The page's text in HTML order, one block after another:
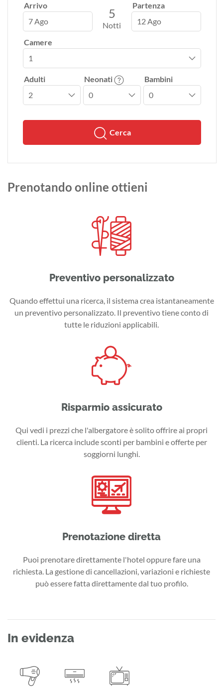
Arrivo
7 Ago
5
Notti
Partenza
12 Ago
Camere
Adulti Neonati Bambini
Cerca
Prenotando online ottieni
Preventivo personalizzato
Quando effettui una ricerca, il sistema crea istantaneamente
un preventivo personalizzato. Il preventivo tiene conto di
tutte le riduzioni applicabili.
Risparmio assicurato
Qui vedi i prezzi che l'albergatore è solito offrire ai propri
clienti. La ricerca include sconti per bambini e offerte per
soggiorni lunghi.
Prenotazione diretta
Puoi prenotare direttamente l'hotel oppure fare una
richiesta. La gestione di cancellazioni, variazioni e richieste
può essere fatta direttamente dal tuo profilo.
In evidenza